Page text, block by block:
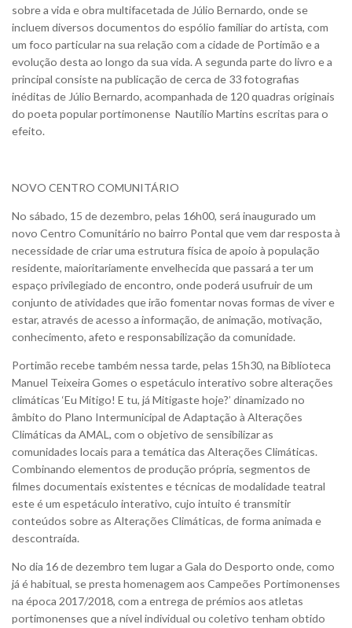
sobre a vida e obra multifacetada de Júlio Bernardo, onde se
incluem diversos documentos do espólio familiar do artista, com
um foco particular na sua relação com a cidade de Portimão e a
evolução desta ao longo da sua vida. A segunda parte do livro e a
principal consiste na publicação de cerca de 33 fotografias
inéditas de Júlio Bernardo, acompanhada de 120 quadras originais
do poeta popular portimonense Nautílio Martins escritas para o
efeito.
NOVO CENTRO COMUNITÁRIO
No sábado, 15 de dezembro, pelas 16h00, será inaugurado um
novo Centro Comunitário no bairro Pontal que vem dar resposta à
necessidade de criar uma estrutura física de apoio à população
residente, maioritariamente envelhecida que passará a ter um
espaço privilegiado de encontro, onde poderá usufruir de um
conjunto de atividades que irão fomentar novas formas de viver e
estar, através de acesso a informação, de animação, motivação,
conhecimento, afeto e responsabilização da comunidade.
Portimão recebe também nessa tarde, pelas 15h30, na Biblioteca
Manuel Teixeira Gomes o espetáculo interativo sobre alterações
climáticas ‘Eu Mitigo! E tu, já Mitigaste hoje?’ dinamizado no
âmbito do Plano Intermunicipal de Adaptação à Alterações
Climáticas da AMAL, com o objetivo de sensibilizar as
comunidades locais para a temática das Alterações Climáticas.
Combinando elementos de produção própria, segmentos de
filmes documentais existentes e técnicas de modalidade teatral
este é um espetáculo interativo, cujo intuito é transmitir
conteúdos sobre as Alterações Climáticas, de forma animada e
descontraída.
No dia 16 de dezembro tem lugar a Gala do Desporto onde, como
já é habitual, se presta homenagem aos Campeões Portimonenses
na época 2017/2018, com a entrega de prémios aos atletas
portimonenses que a nível individual ou coletivo tenham obtido